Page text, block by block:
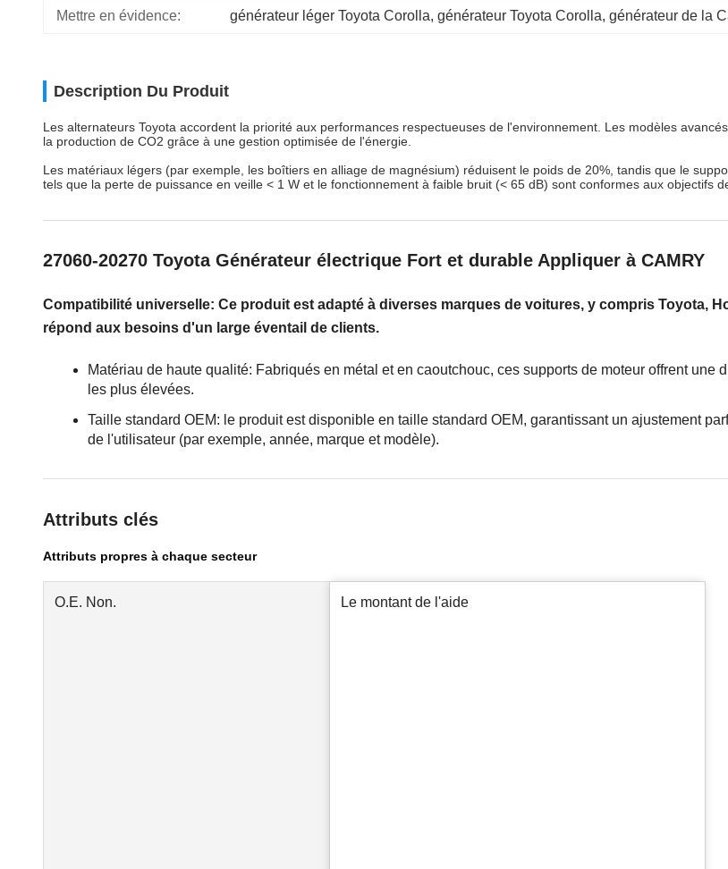
Mettre en évidence: générateur léger Toyota Corolla, générateur Toyota Corolla, générateur de la
Description Du Produit
Les alternateurs Toyota accordent la priorité aux performances respectueuses de l'environnement. Les modèles
la production de CO2 grâce à une gestion optimisée de l'énergie.
Les matériaux légers (par exemple, les boîtiers en alliage de magnésium) réduisent le poids de 20%, tandis que le
tels que la perte de puissance en veille < 1 W et le fonctionnement à faible bruit (< 65 dB) sont conformes aux objectifs
27060-20270 Toyota Générateur électrique Fort et durable Appliquer à CAMRY
Compatibilité universelle: Ce produit est adapté à diverses marques de voitures, y compris Toyota,
répond aux besoins d'un large éventail de clients.
Matériau de haute qualité: Fabriqués en métal et en caoutchouc, ces supports de moteur offrent
les plus élevées.
Taille standard OEM: le produit est disponible en taille standard OEM, garantissant un ajustement
de l'utilisateur (par exemple, année, marque et modèle).
Attributs clés
Attributs propres à chaque secteur
O.E. Non. Le montant de l'aide